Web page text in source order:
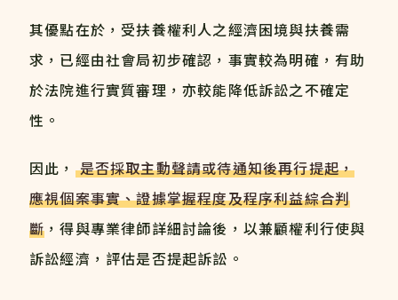
其優點在於，受扶養權利人之經濟困境與扶養需
求，已經由社會局初步確認，事實較為明確，有助
於法院進行實質審理，亦較能降低訴訟之不確定
性。
因此， 是否採取主動聲請或待通知後再行提起，
應視個案事實、證據掌握程度及程序利益綜合判
斷 ，得與專業律師詳細討論後，以兼顧權利行使與
訴訟經濟，評估是否提起訴訟。